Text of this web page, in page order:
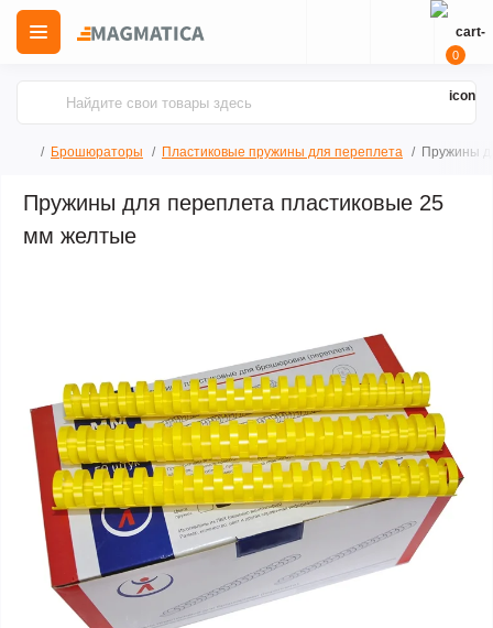
0
Брошюраторы Пластиковые пружины для переплета Пружины
Пружины для переплета пластиковые 25
мм желтые